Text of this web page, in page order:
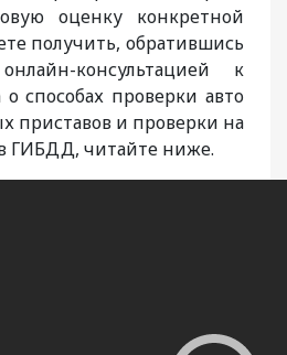
оценку конкретной
получить, обратившись
консультацией к
способах проверки авто
приставов и проверки на
ГИБДД, читайте ниже.